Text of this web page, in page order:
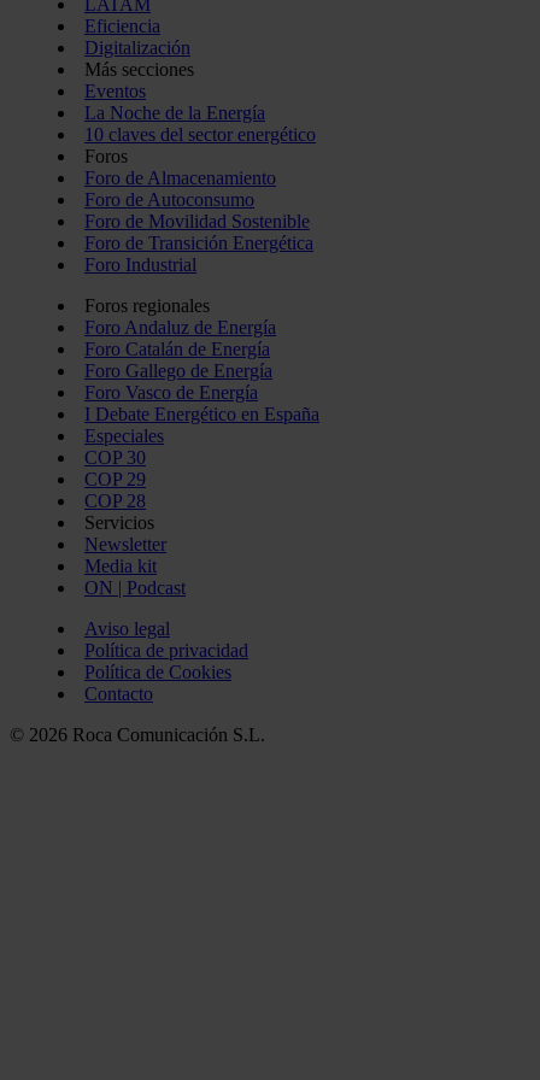
LATAM
Eficiencia
Digitalización
Más secciones
Eventos
La Noche de la Energía
10 claves del sector energético
Foros
Foro de Almacenamiento
Foro de Autoconsumo
Foro de Movilidad Sostenible
Foro de Transición Energética
Foro Industrial
Foros regionales
Foro Andaluz de Energía
Foro Catalán de Energía
Foro Gallego de Energía
Foro Vasco de Energía
I Debate Energético en España
Especiales
COP 30
COP 29
COP 28
Servicios
Newsletter
Media kit
ON | Podcast
Aviso legal
Política de privacidad
Política de Cookies
Contacto
© 2026 Roca Comunicación S.L.